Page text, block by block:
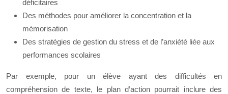
déficitaires
Des méthodes pour améliorer la concentration et la
mémorisation
Des stratégies de gestion du stress et de l’anxiété liée aux
performances scolaires
Par exemple, pour un élève ayant des difficultés en
compréhension de texte, le plan d’action pourrait inclure des